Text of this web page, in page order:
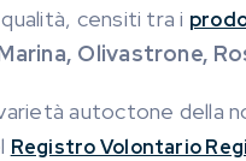
censiti tra i
Olivastrone,
autoctone della
Registro Volontario